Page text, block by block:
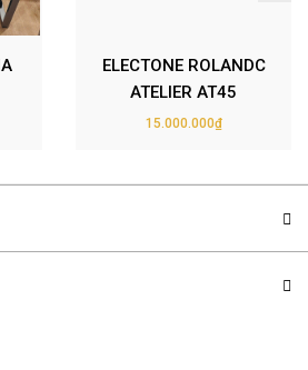
ELECTONE ROLANDC
ATELIER AT45
15.000.000₫